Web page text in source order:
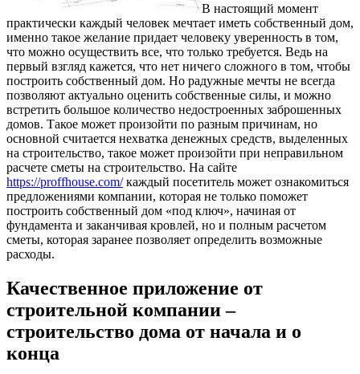
В настоящий момент
практически каждый человек мечтает иметь собственный дом,
именно такое желание придает человеку уверенность в том,
что можно осуществить все, что только требуется. Ведь на
первый взгляд кажется, что нет ничего сложного в том, чтобы
построить собственный дом. Но радужные мечты не всегда
позволяют актуально оценить собственные силы, и можно
встретить большое количество недостроенных заброшенных
домов. Такое может произойти по разным причинам, но
основной считается нехватка денежных средств, выделенных
на строительство, такое может произойти при неправильном
расчете сметы на строительство. На сайте
https://proffhouse.com/каждый посетитель может ознакомиться
предложениями компании, которая не только поможет
построить собственный дом «под ключ», начиная от
фундамента и заканчивая кровлей, но и полным расчетом
сметы, которая заранее позволяет определить возможные
расходы.
Качественное приложение от
строительной компании –
строительство дома от начала и о
конца